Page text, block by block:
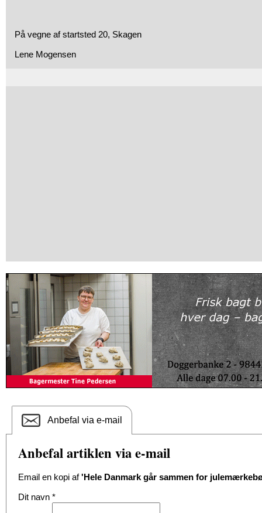
På vegne af startsted 20, Skagen
Lene Mogensen
Anbefal via e-mail
Anbefal artiklen via e-mail
Email en kopi af'Hele Danmark går sammen for
Dit navn *